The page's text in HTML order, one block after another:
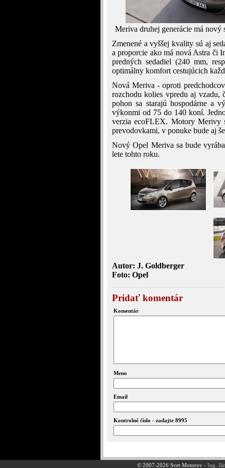
Meriva druhej generácie má nový
Zmenené a vyššej kvality sú aj
a proporcie ako má nová Astra či
predných sedadiel (240 mm,
optimálny komfort cestujúcich
Nová Meriva - oproti
rozchodu kolies vpredu aj vzadu,
pohon sa starajú hospodárne a
výkonmi od 75 do 140 koní.
verzia ecoFLEX. Motory Merivy
prevodovkami, v ponuke bude aj
Nový Opel Meriva sa bude
lete tohto roku.
Autor: J. Goldberger
Foto: Opel
Pridať komentár
Komentár
Meno
Email
Kontrolné číslo - zadajte 8995
© 2007-2026 Svet Motorov -Ing.